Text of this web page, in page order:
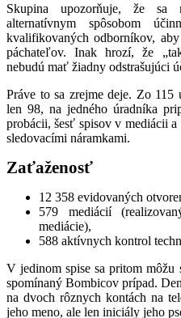
Skupina upozorňuje, že sa
alternatívnym spôsobom
kvalifikovaných odborníkov,
páchateľov. Inak hrozí, že
nebudú mať žiadny odstrašujúci
Práve to sa zrejme deje. Zo 115
len 98, na jedného úradníka
probácii, šesť spisov v mediácii
sledovacími náramkami.
Zaťaženosť
12 358 evidovaných
579 mediácií
mediácie),
588 aktívnych kontrol
V jedinom spise sa pritom
spomínaný Bombicov prípad.
na dvoch rôznych kontách na
jeho meno, ale len iniciály jeho